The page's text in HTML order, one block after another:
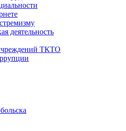
деятельность
ТКТО